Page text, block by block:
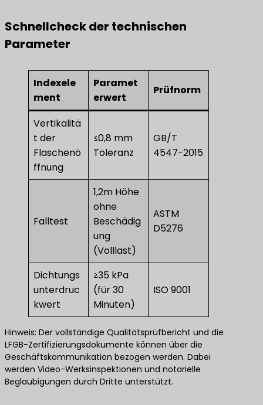
Schnellcheck der technischen
Parameter
Indexele
ment
Paramet
erwert
Prüfnorm
Vertikalitä
t der
Flaschenö
ffnung
≤0,8 mm
Toleranz
GB/T
4547-2015
Falltest
1,2m Höhe
ohne
Beschädig
ung
(Volllast)
ASTM
D5276
Dichtungs
unterdruc
kwert
≥35 kPa
(für 30
Minuten)
ISO 9001
Hinweis: Der vollständige Qualitätsprüfbericht und die
LFGB-Zertifizierungsdokumente können über die
Geschäftskommunikation bezogen werden. Dabei
werden Video-Werksinspektionen und notarielle
Beglaubigungen durch Dritte unterstützt.